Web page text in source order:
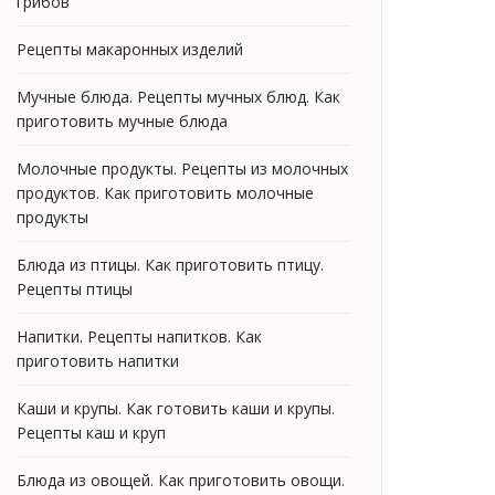
Рецепты макаронных изделий
Мучные блюда. Рецепты мучных блюд. Как
приготовить мучные блюда
Молочные продукты. Рецепты из молочных
продуктов. Как приготовить молочные
продукты
Блюда из птицы. Как приготовить птицу.
Рецепты птицы
Напитки. Рецепты напитков. Как
приготовить напитки
Каши и крупы. Как готовить каши и крупы.
Рецепты каш и круп
Блюда из овощей. Как приготовить овощи.